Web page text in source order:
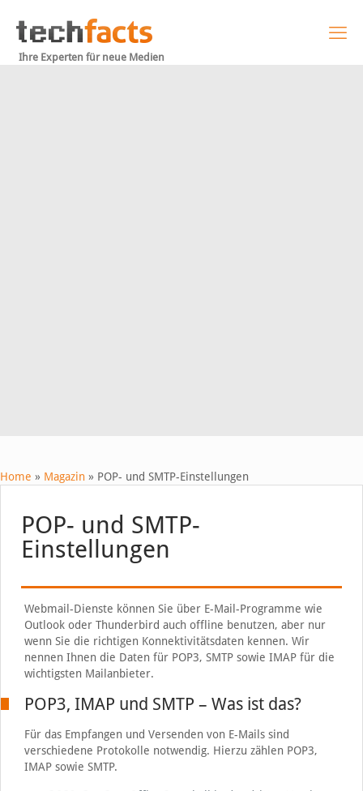
Ihre Experten für neue Medien
Home » Magazin » POP- und SMTP-Einstellungen
POP- und SMTP-
Einstellungen
Webmail-Dienste können Sie über E-Mail-Programme wie
Outlook oder Thunderbird auch offline benutzen, aber nur
wenn Sie die richtigen Konnektivitätsdaten kennen. Wir
nennen Ihnen die Daten für POP3, SMTP sowie IMAP für die
wichtigsten Mailanbieter.
POP3, IMAP und SMTP – Was ist das?
Für das Empfangen und Versenden von E-Mails sind
verschiedene Protokolle notwendig. Hierzu zählen POP3,
IMAP sowie SMTP.